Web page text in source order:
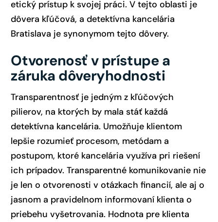
etický prístup k svojej práci. V tejto oblasti je
dôvera kľúčová, a detektívna kancelária
Bratislava je synonymom tejto dôvery.
Otvorenosť v prístupe a
záruka dôveryhodnosti
Transparentnosť je jedným z kľúčových
pilierov, na ktorých by mala stáť každá
detektívna kancelária. Umožňuje klientom
lepšie rozumieť procesom, metódam a
postupom, ktoré kancelária využíva pri riešení
ich prípadov. Transparentné komunikovanie nie
je len o otvorenosti v otázkach financií, ale aj o
jasnom a pravidelnom informovaní klienta o
priebehu vyšetrovania. Hodnota pre klienta